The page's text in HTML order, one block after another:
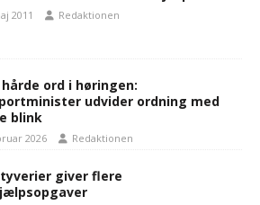
2011 Redaktionen
ord i høringen:
udvider ordning med
blink
2026 Redaktionen
giver flere